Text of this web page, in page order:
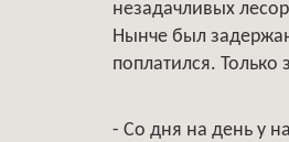
незадачливых
Нынче был
поплатился.
- Со дня на день у